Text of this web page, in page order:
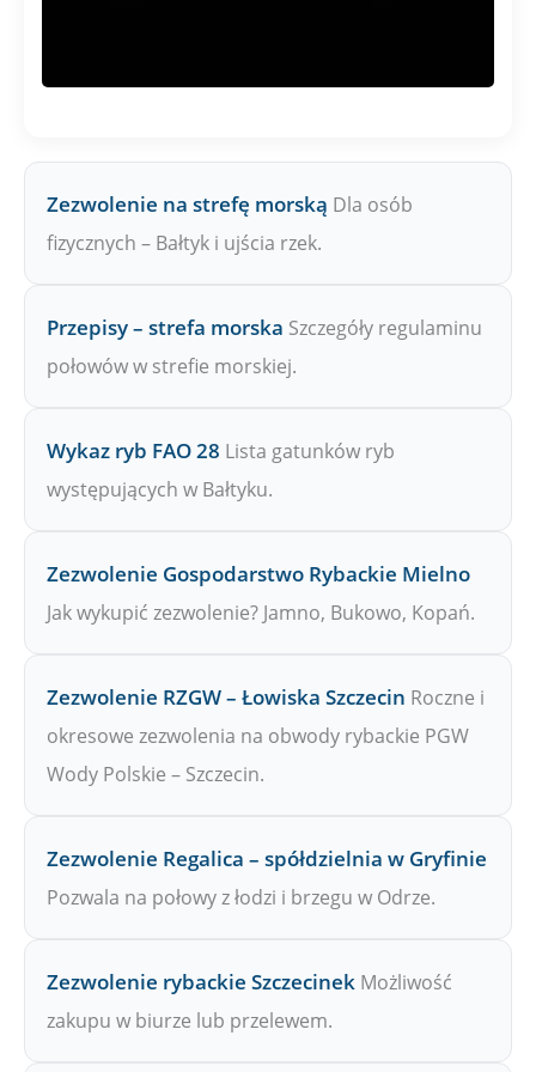
Zezwolenie na strefę morską Dla osób
fizycznych – Bałtyk i ujścia rzek.
Przepisy – strefa morska Szczegóły regulaminu
połowów w strefie morskiej.
Wykaz ryb FAO 28 Lista gatunków ryb
występujących w Bałtyku.
Zezwolenie Gospodarstwo Rybackie Mielno
Jak wykupić zezwolenie? Jamno, Bukowo, Kopań.
Zezwolenie RZGW – Łowiska Szczecin Roczne i
okresowe zezwolenia na obwody rybackie PGW
Wody Polskie – Szczecin.
Zezwolenie Regalica – spółdzielnia w Gryfinie
Pozwala na połowy z łodzi i brzegu w Odrze.
Zezwolenie rybackie Szczecinek Możliwość
zakupu w biurze lub przelewem.